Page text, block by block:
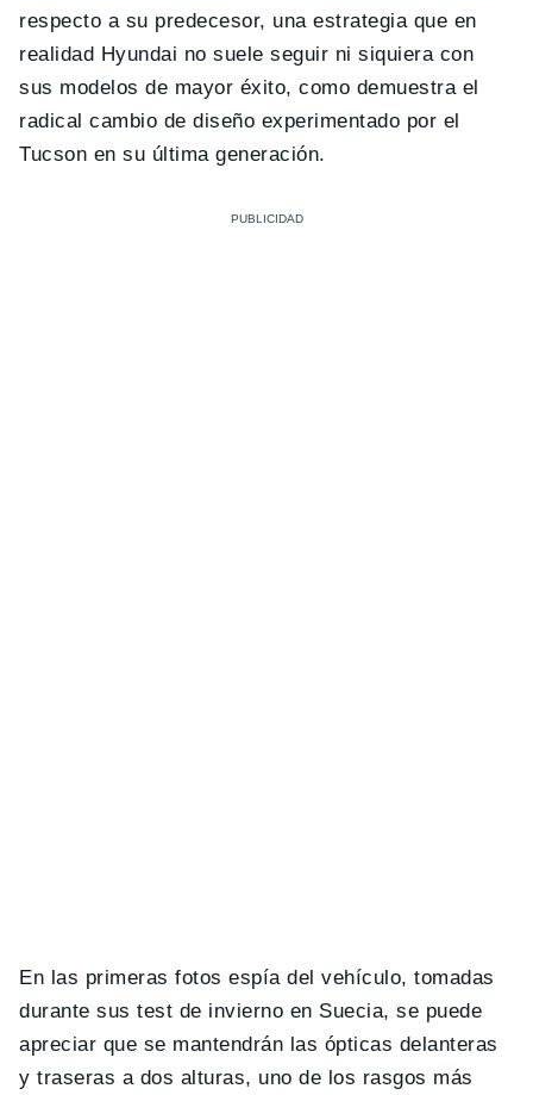
respecto a su predecesor, una estrategia que en
realidad Hyundai no suele seguir ni siquiera con
sus modelos de mayor éxito, como demuestra el
radical cambio de diseño experimentado por el
Tucson en su última generación.
En las primeras fotos espía del vehículo, tomadas
durante sus test de invierno en Suecia, se puede
apreciar que se mantendrán las ópticas delanteras
y traseras a dos alturas, uno de los rasgos más